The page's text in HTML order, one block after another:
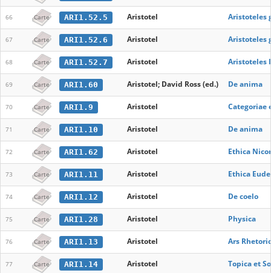
66 Carte ARI1.52.5 Aristotel Aristoteles
67 Carte ARI1.52.6 Aristotel Aristoteles
68 Carte ARI1.52.7 Aristotel Aristoteles
69 Carte ARI1.60 Aristotel; David Ross (ed.) De anima
70 Carte ARI1.9 Aristotel Categoriae
71 Carte ARI1.10 Aristotel De anima
72 Carte ARI1.62 Aristotel Ethica
73 Carte ARI1.11 Aristotel Ethica
74 Carte ARI1.12 Aristotel De coelo
75 Carte ARI1.28 Aristotel Physica
76 Carte ARI1.13 Aristotel Ars
77 Carte ARI1.14 Aristotel Topica et